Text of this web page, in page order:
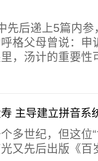
先后递上5篇内
格父母曾说：申
，汤计的重要性
主导建立拼音系
多世纪，但这位
又先后出版《百